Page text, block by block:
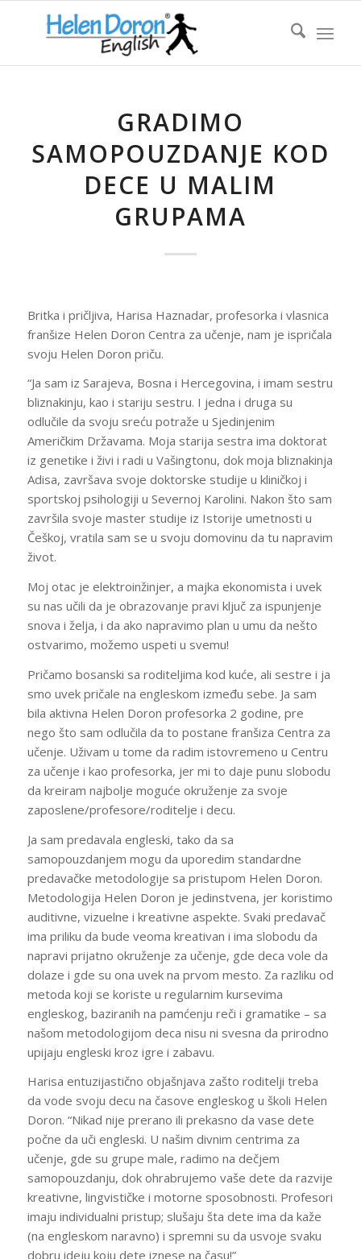
GRADIMO
SAMOPOUZDANJE KOD
DECE U MALIM
GRUPAMA
Britka i pričljiva, Harisa Haznadar, profesorka i vlasnica
franšize Helen Doron Centra za učenje, nam je ispričala
svoju Helen Doron priču.
“Ja sam iz Sarajeva, Bosna i Hercegovina, i imam sestru
bliznakinju, kao i stariju sestru. I jedna i druga su
odlučile da svoju sreću potraže u Sjedinjenim
Američkim Državama. Moja starija sestra ima doktorat
iz genetike i živi i radi u Vašingtonu, dok moja bliznakinja
Adisa, završava svoje doktorske studije u kliničkoj i
sportskoj psihologiji u Severnoj Karolini. Nakon što sam
završila svoje master studije iz Istorije umetnosti u
Češkoj, vratila sam se u svoju domovinu da tu napravim
život.
Moj otac je elektroinžinjer, a majka ekonomista i uvek
su nas učili da je obrazovanje pravi ključ za ispunjenje
snova i želja, i da ako napravimo plan u umu da nešto
ostvarimo, možemo uspeti u svemu!
Pričamo bosanski sa roditeljima kod kuće, ali sestre i ja
smo uvek pričale na engleskom između sebe. Ja sam
bila aktivna Helen Doron profesorka 2 godine, pre
nego što sam odlučila da to postane franšiza Centra za
učenje. Uživam u tome da radim istovremeno u Centru
za učenje i kao profesorka, jer mi to daje punu slobodu
da kreiram najbolje moguće okruženje za svoje
zaposlene/profesore/roditelje i decu.
Ja sam predavala engleski, tako da sa
samopouzdanjem mogu da uporedim standardne
predavačke metodologije sa pristupom Helen Doron.
Metodologija Helen Doron je jedinstvena, jer koristimo
auditivne, vizuelne i kreativne aspekte. Svaki predavač
ima priliku da bude veoma kreativan i ima slobodu da
napravi prijatno okruženje za učenje, gde deca vole da
dolaze i gde su ona uvek na prvom mesto. Za razliku od
metoda koji se koriste u regularnim kursevima
engleskog, baziranih na pamćenju reči i gramatike – sa
našom metodologijom deca nisu ni svesna da prirodno
upijaju engleski kroz igre i zabavu.
Harisa entuzijastično objašnjava zašto roditelji treba
da vode svoju decu na časove engleskog u školi Helen
Doron. “Nikad nije prerano ili prekasno da vase dete
počne da uči engleski. U našim divnim centrima za
učenje, gde su grupe male, radimo na dečjem
samopouzdanju, dok ohrabrujemo vaše dete da razvije
kreativne, lingvističke i motorne sposobnosti. Profesori
imaju individualni pristup; slušaju šta dete ima da kaže
(na engleskom naravno) i spremni su da usvoje svaku
dobru ideju koju dete iznese na času!”